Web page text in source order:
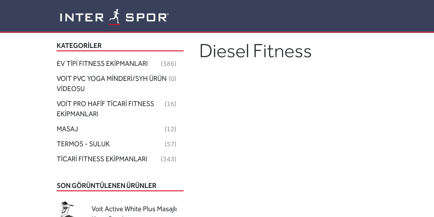
KATEGORILER
EV TİPİ FITNESS EKİPMANLARI
(386)
VOIT PVC YOGA MİNDERİ/SYH ÜRÜN
VİDEOSU
(0)
VOİT PRO HAFİF TİCARİ FITNESS
EKİPMANLARI
(16)
MASAJ
(12)
TERMOS - SULUK
(57)
TİCARİ FITNESS EKİPMANLARI
(343)
SON GÖRÜNTÜLENEN ÜRÜNLER
Voit Active White Plus Masajlı
Diesel Fitness